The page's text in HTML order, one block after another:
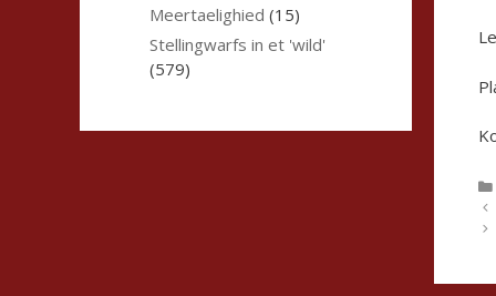
Meertaelighied (15)
Stellingwarfs in et 'wild'
(579)